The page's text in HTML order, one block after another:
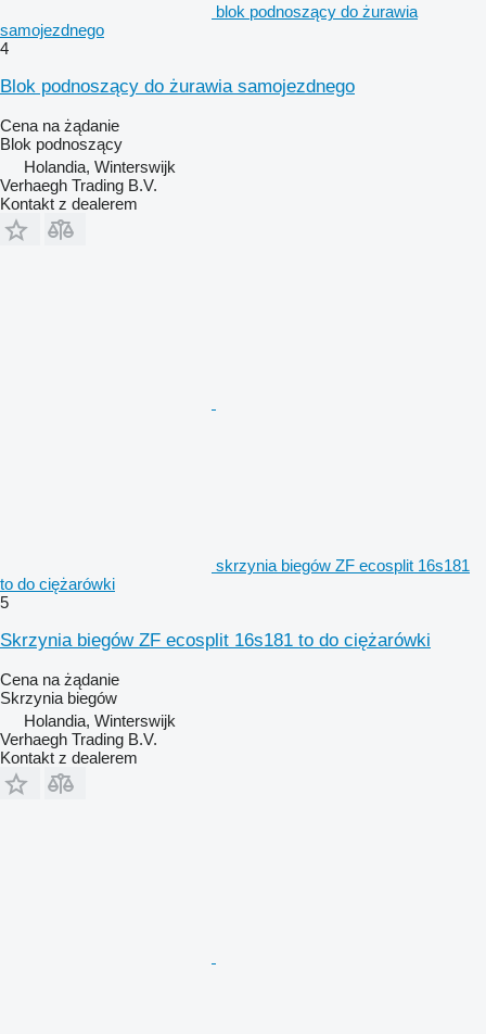
blok podnoszący do żurawia
samojezdnego
4
Blok podnoszący do żurawia samojezdnego
Cena na żądanie
Blok podnoszący
Holandia, Winterswijk
Verhaegh Trading B.V.
Kontakt z dealerem
skrzynia biegów ZF ecosplit 16s181
to do ciężarówki
5
Skrzynia biegów ZF ecosplit 16s181 to do ciężarówki
Cena na żądanie
Skrzynia biegów
Holandia, Winterswijk
Verhaegh Trading B.V.
Kontakt z dealerem